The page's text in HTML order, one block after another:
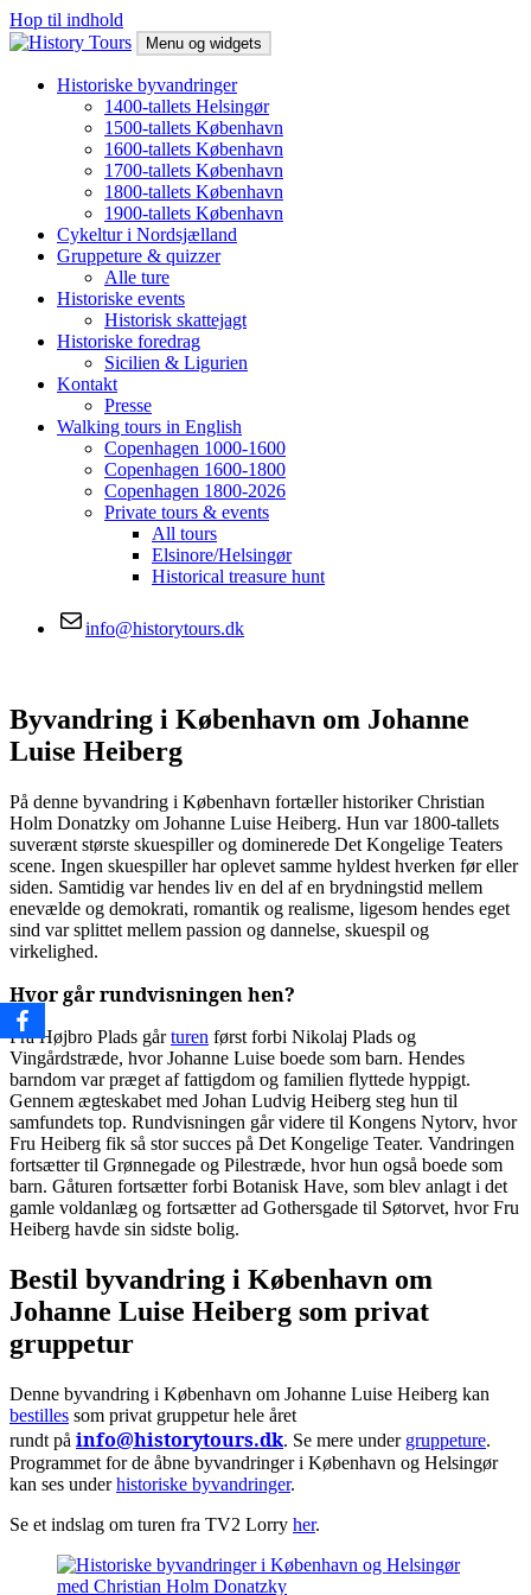
Hop til indhold
History Tours
Byvandring i København og Helsingør, historisk gåtur
Menu og widgets
Historiske byvandringer
1400-tallets Helsingør
1500-tallets København
1600-tallets København
1700-tallets København
1800-tallets København
1900-tallets København
Cykeltur i Nordsjælland
Gruppeture & quizzer
Alle ture
Historiske events
Historisk skattejagt
Historiske foredrag
Sicilien & Ligurien
Kontakt
Presse
Walking tours in English
Copenhagen 1000-1600
Copenhagen 1600-1800
Copenhagen 1800-2026
Private tours & events
All tours
Elsinore/Helsingør
Historical treasure hunt
info@historytours.dk
Byvandring i København om Johanne
Luise Heiberg
På denne byvandring i København fortæller historiker Christian
Holm Donatzky om Johanne Luise Heiberg. Hun var 1800-tallets
suverænt største skuespiller og dominerede Det Kongelige Teaters
scene. Ingen skuespiller har oplevet samme hyldest hverken før eller
siden. Samtidig var hendes liv en del af en brydningstid mellem
enevælde og demokrati, romantik og realisme, ligesom hendes eget
sind var splittet mellem passion og dannelse, skuespil og
virkelighed.
Hvor går rundvisningen hen?
Fra Højbro Plads gårturen først forbi Nikolaj Plads og
Vingårdstræde, hvor Johanne Luise boede som barn. Hendes
barndom var præget af fattigdom og familien flyttede hyppigt.
Gennem ægteskabet med Johan Ludvig Heiberg steg hun til
samfundets top. Rundvisningen går videre til Kongens Nytorv, hvor
Fru Heiberg fik så stor succes på Det Kongelige Teater. Vandringen
fortsætter til Grønnegade og Pilestræde, hvor hun også boede som
barn. Gåturen fortsætter forbi Botanisk Have, som blev anlagt i det
gamle voldanlæg og fortsætter ad Gothersgade til Søtorvet, hvor Fru
Heiberg havde sin sidste bolig.
Bestil byvandring i København om
Johanne Luise Heiberg som privat
gruppetur
Denne byvandring i København om Johanne Luise Heiberg kan
bestilles som privat gruppetur hele året
rundt på info@historytours.dk. Se mere under gruppeture.
Programmet for de åbne byvandringer i København og Helsingør
kan ses underhistoriske byvandringer.
Se et indslag om turen fra TV2 Lorry her.